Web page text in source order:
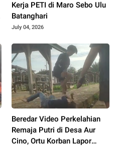
Kerja PETI di Maro Sebo Ulu
Batanghari
July 04, 2026
Beredar Video Perkelahian
Remaja Putri di Desa Aur
Cino, Ortu Korban Lapor